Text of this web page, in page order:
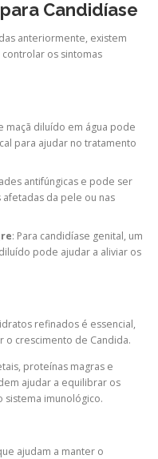
Candidíase
anteriormente, existem
os sintomas
maçã diluído em água pode
para ajudar no tratamento
antifúngicas e pode ser
da pele ou nas
: Para candidíase genital, um
pode ajudar a aliviar os
refinados é essencial,
o crescimento de Candida.
proteínas magras e
ajudar a equilibrar os
sistema imunológico.
ajudam a manter o